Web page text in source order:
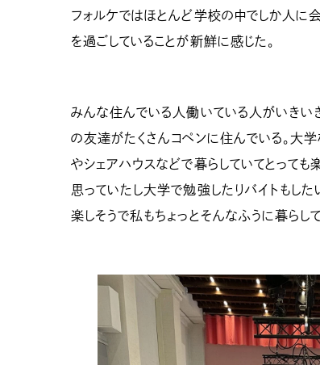
フォルケではほとんど学校の中でしか人に
を過ごしていることが新鮮に感じた。
みんな住んでいる人働いている人がいきい
の友達がたくさんコペンに住んでいる。大
やシェアハウスなどで暮らしていてとって
思っていたし大学で勉強したりバイトもし
楽しそうで私もちょっとそんなふうに暮らし